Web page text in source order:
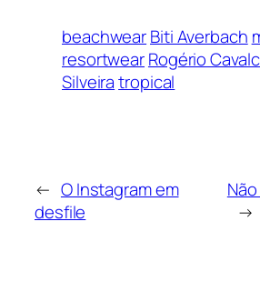
beachwearBiti Averbach
resortwearRogério
Silveiratropical
← O Instagram em
desfile
→